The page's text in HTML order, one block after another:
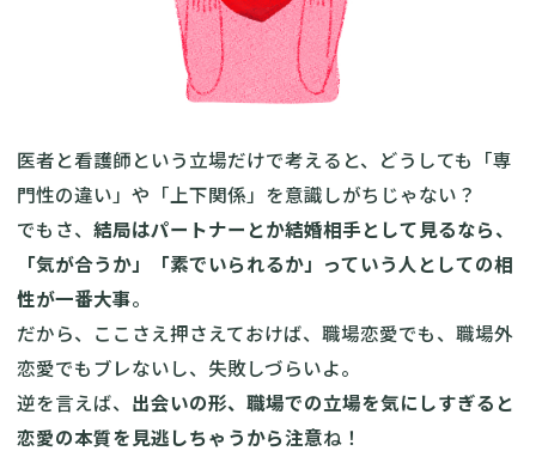
医者と看護師という立場だけで考えると、どうしても「専
門性の違い」や「上下関係」を意識しがちじゃない？
でもさ、 結局はパートナーとか結婚相手として見るなら、
「気が合うか」「素でいられるか」っていう人としての相
性が一番大事。
だから、ここさえ押さえておけば、職場恋愛でも、職場外
恋愛でもブレないし、失敗しづらいよ。
逆を言えば、 出会いの形、職場での立場を気にしすぎると
恋愛の本質を見逃しちゃうから注意ね！